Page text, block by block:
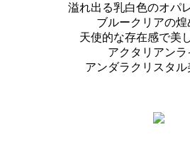
溢れ出る乳白色のオパ
ブルークリアの煌
天使的な存在感で美
アクタリアンラ
アンダラクリスタル